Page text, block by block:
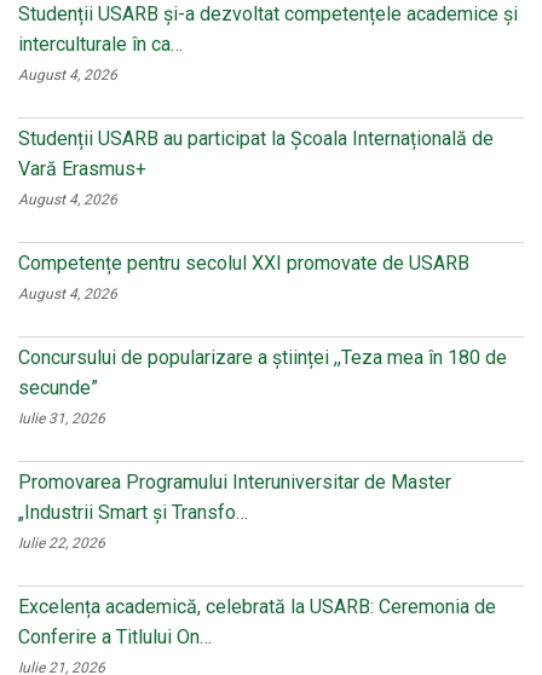
Studenții USARB și-a dezvoltat competențele academice și
interculturale în ca…
August 4, 2026
Studenții USARB au participat la Școala Internațională de
Vară Erasmus+
August 4, 2026
Competențe pentru secolul XXI promovate de USARB
August 4, 2026
Concursului de popularizare a științei ,,Teza mea în 180 de
secunde”
Iulie 31, 2026
Promovarea Programului Interuniversitar de Master
„Industrii Smart și Transfo…
Iulie 22, 2026
Excelența academică, celebrată la USARB: Ceremonia de
Conferire a Titlului On…
Iulie 21, 2026